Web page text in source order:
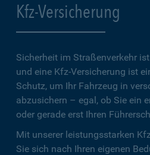
Kfz-Versicherung
Sicherheit im Straßenverkehr
und eine Kfz-Versicherung ist
Schutz, um Ihr Fahrzeug in
abzusichern – egal, ob Sie ein
oder gerade erst Ihren
Mit unserer leistungsstarken
Sie sich nach Ihren eigenen